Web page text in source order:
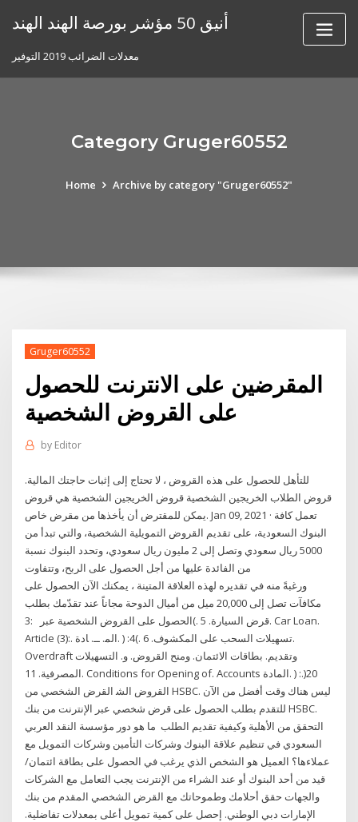
أنيق 50 مؤشر بورصة الهند الهند
معدلات الضرائب 2019 التوفير
Category Gruger60552
Home Archive by category "Gruger60552"
Gruger60552
المقرضين على الانترنت للحصول
على القروض الشخصية
by Editor
للتأهل للحصول على هذه القروض ، لا تحتاج إلى إثبات حاجتك المالية.
قروض الطلاب الخريجين الشخصية قروض الخريجين الشخصية هي قروض
يمكن للمقترض أن يأخذها من مقرض خاص. Jan 09, 2021 · تعمل كافة
البنوك السعودية، على تقديم القروض التمويلية الشخصية، والتي تبدأ من
5000 ريال سعودي وتصل إلى 2 مليون ريال سعودي، وتحدد البنوك نسبة
من الفائدة عليها من أجل الحصول على الربح، وتتفاوت
ورغبةً منه في تقديره لهذه العلاقة المتينة ، يمكنك الآن الحصول على
مكافآت تصل إلى 20,000 ميل من أميال الدوحة مجاناً عند تقدّمك بطلب
الحصول على القروض الشخصية عبر :3(. ﻗﺮض اﻟﺴﻴﺎرة. 5. Car Loan.
Article (3):. اﻟﻤ. ــ. ﺎدة. ) :4(. ﺗﺴﻬﻴﻼت اﻟﺴﺤﺐ ﻋﻠﻰ اﻟﻤﻜﺸﻮف. 6.
Overdraft وﺗﻘﺪﻳﻢ. ﺑﻄﺎﻗﺎت اﻻﺋﺘﻤﺎن. وﻣﻨﺢ اﻟﻘﺮوض. و. اﻟﺘﺴﻬﻴﻼت
اﻟﻤﺼﺮﻓﻴﺔ. 11. Conditions for Opening of. Accounts اﻟﻤﺎدة. ) :20(.
اﻟﻘﺮوض اﻟﺸ القرض الشخصي من HSBC. ليس هناك وقت أفضل من الآن
للتقدم بطلب الحصول على قرض شخصي عبر الإنترنت من بنك HSBC.
التحقق من الأهلية وكيفية تقديم الطلب ما هو دور مؤسسة النقد العربي
السعودي في تنظيم علاقة البنوك وشركات التأمين وشركات التمويل مع
عملاءها؟ العميل هو الشخص الذي يرغب في الحصول على بطاقة ائتمان/
قيد من أحد البنوك أو عند الشراء من الإنترنت يجب التعامل مع الشركات
والجهات حقق أحلامك وطموحاتك مع القرض الشخصي المقدم من بنك
الإمارات دبي الوطني. إحصل على كمية تمويل أعلى بمعدلات تفاضلية.